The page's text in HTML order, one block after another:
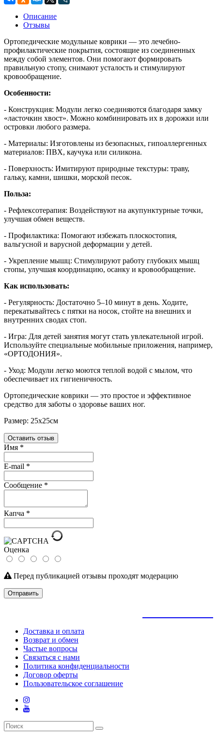
Описание
Отзывы
Ортопедические модульные коврики — это лечебно-
профилактические покрытия, состоящие из соединенных
между собой элементов. Они помогают формировать
правильную стопу, снимают усталость и стимулируют
кровообращение.
Особенности:
- Конструкция: Модули легко соединяются благодаря замку
«ласточкин хвост». Можно комбинировать их в дорожки или
островки любого размера.
- Материалы: Изготовлены из безопасных, гипоаллергенных
материалов: ПВХ, каучука или силикона.
- Поверхность: Имитируют природные текстуры: траву,
гальку, камни, шишки, морской песок.
Польза:
- Рефлексотерапия: Воздействуют на акупунктурные точки,
улучшая обмен веществ.
- Профилактика: Помогают избежать плоскостопия,
вальгусной и варусной деформации у детей.
- Укрепление мышц: Стимулируют работу глубоких мышц
стопы, улучшая координацию, осанку и кровообращение.
Как использовать:
- Регулярность: Достаточно 5–10 минут в день. Ходите,
перекатывайтесь с пятки на носок, стойте на внешних и
внутренних сводах стоп.
- Игра: Для детей занятия могут стать увлекательной игрой.
Используйте специальные мобильные приложения, например,
«ОРТОДОНИЯ».
- Уход: Модули легко моются теплой водой с мылом, что
обеспечивает их гигиеничность.
Ортопедические коврики — это простое и эффективное
средство для заботы о здоровье ваших ног.
Размер: 25х25см
Оставить отзыв
Имя *
E-mail *
Сообщение *
Капча *
Оценка
Перед публикацией отзывы проходят модерацию
Отправить
Доставка и оплата
Возврат и обмен
Частые вопросы
Связаться с нами
Политика конфиденциальности
Договор оферты
Пользовательское соглашение